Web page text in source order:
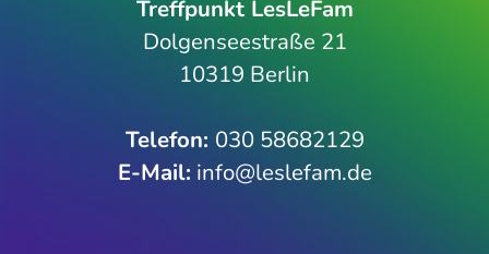
Treffpunkt LesLeFam
Dolgenseestraße 21
10319 Berlin
Telefon­: 030 58682129
E-Mail: info@leslefam.de